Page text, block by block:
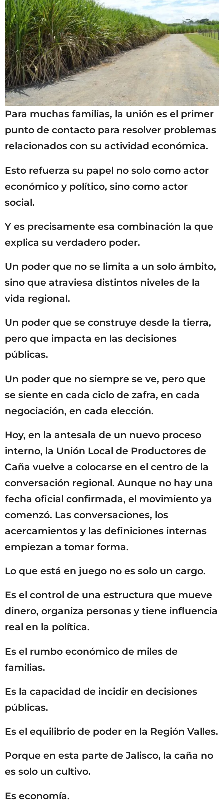
Para muchas familias, la unión es el primer
punto de contacto para resolver problemas
relacionados con su actividad económica.
Esto refuerza su papel no solo como actor
económico y político, sino como actor
social.
Y es precisamente esa combinación la que
explica su verdadero poder.
Un poder que no se limita a un solo ámbito,
sino que atraviesa distintos niveles de la
vida regional.
Un poder que se construye desde la tierra,
pero que impacta en las decisiones
públicas.
Un poder que no siempre se ve, pero que
se siente en cada ciclo de zafra, en cada
negociación, en cada elección.
Hoy, en la antesala de un nuevo proceso
interno, la Unión Local de Productores de
Caña vuelve a colocarse en el centro de la
conversación regional. Aunque no hay una
fecha oficial confirmada, el movimiento ya
comenzó. Las conversaciones, los
acercamientos y las definiciones internas
empiezan a tomar forma.
Lo que está en juego no es solo un cargo.
Es el control de una estructura que mueve
dinero, organiza personas y tiene influencia
real en la política.
Es el rumbo económico de miles de
familias.
Es la capacidad de incidir en decisiones
públicas.
Es el equilibrio de poder en la Región Valles.
Porque en esta parte de Jalisco, la caña no
es solo un cultivo.
Es economía.